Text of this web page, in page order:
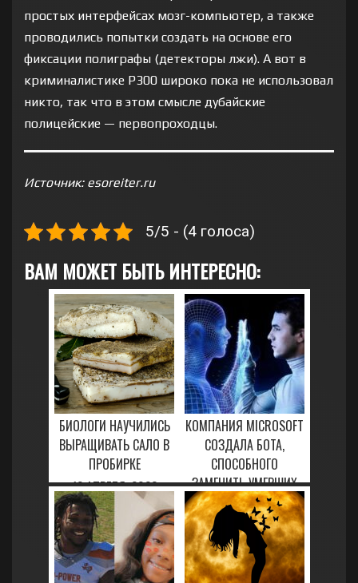
простых интерфейсах мозг-компьютер, а также
проводились попытки создать на основе его
фиксации полиграфы (детекторы лжи). А вот в
криминалистике P300 широко пока не использовал
никто, так что в этом смысле дубайские
полицейские — первопроходцы.
Источник: esoreiter.ru
5/5 - (4 голоса)
ВАМ МОЖЕТ БЫТЬ ИНТЕРЕСНО:
БИОЛОГИ НАУЧИЛИСЬ
ВЫРАЩИВАТЬ САЛО В
ПРОБИРКЕ
12 АПРЕЛЯ, 2023
КОМПАНИЯ MICROSOFT
СОЗДАЛА БОТА,
СПОСОБНОГО
ЗАМЕНИТЬ УМЕРШИХ
ЛЮДЕЙ
24 ЯНВАРЯ, 2021